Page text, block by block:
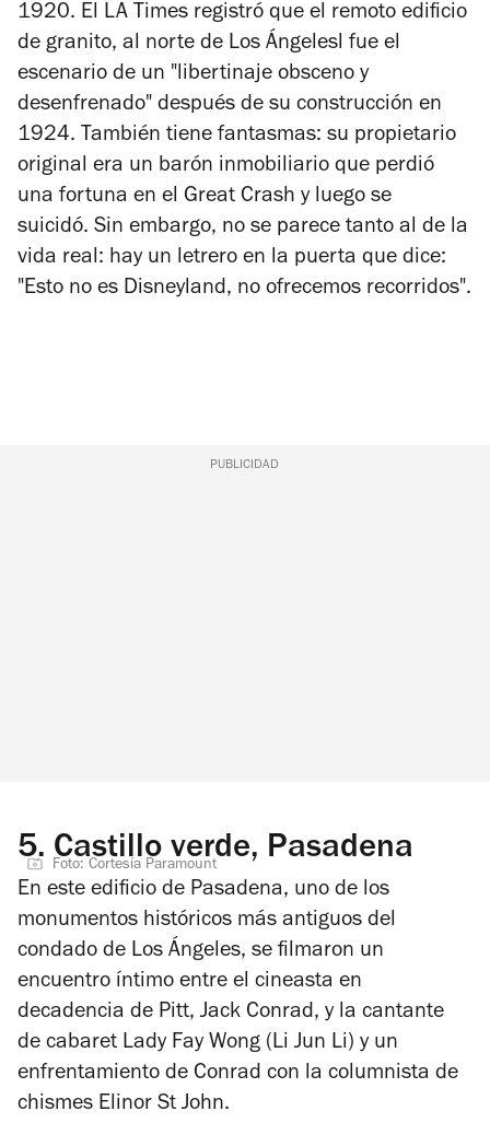
1920. El LA Times registró que el remoto edificio
de granito, al norte de Los Ángelesl fue el
escenario de un "libertinaje obsceno y
desenfrenado" después de su construcción en
1924. También tiene fantasmas: su propietario
original era un barón inmobiliario que perdió
una fortuna en el Great Crash y luego se
suicidó. Sin embargo, no se parece tanto al de la
vida real: hay un letrero en la puerta que dice:
"Esto no es Disneyland, no ofrecemos recorridos".
PUBLICIDAD
5. Castillo verde, Pasadena
Foto: Cortesía Paramount
En este edificio de Pasadena, uno de los
monumentos históricos más antiguos del
condado de Los Ángeles, se filmaron un
encuentro íntimo entre el cineasta en
decadencia de Pitt, Jack Conrad, y la cantante
de cabaret Lady Fay Wong (Li Jun Li) y un
enfrentamiento de Conrad con la columnista de
chismes Elinor St John.